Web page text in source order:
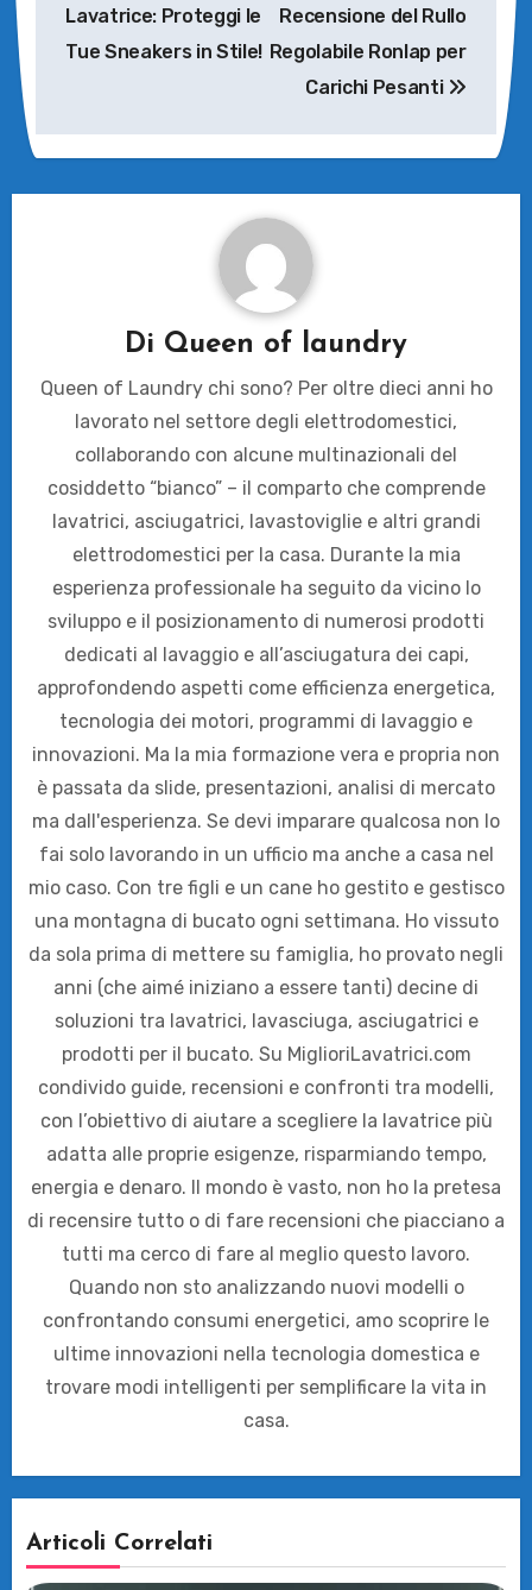
Lavatrice: Proteggi le
Tue Sneakers in Stile!
Recensione del Rullo
Regolabile Ronlap per
Carichi Pesanti
Di Queen of laundry
Queen of Laundry chi sono? Per oltre dieci anni ho
lavorato nel settore degli elettrodomestici,
collaborando con alcune multinazionali del
cosiddetto “bianco” – il comparto che comprende
lavatrici, asciugatrici, lavastoviglie e altri grandi
elettrodomestici per la casa. Durante la mia
esperienza professionale ha seguito da vicino lo
sviluppo e il posizionamento di numerosi prodotti
dedicati al lavaggio e all’asciugatura dei capi,
approfondendo aspetti come efficienza energetica,
tecnologia dei motori, programmi di lavaggio e
innovazioni. Ma la mia formazione vera e propria non
è passata da slide, presentazioni, analisi di mercato
ma dall'esperienza. Se devi imparare qualcosa non lo
fai solo lavorando in un ufficio ma anche a casa nel
mio caso. Con tre figli e un cane ho gestito e gestisco
una montagna di bucato ogni settimana. Ho vissuto
da sola prima di mettere su famiglia, ho provato negli
anni (che aimé iniziano a essere tanti) decine di
soluzioni tra lavatrici, lavasciuga, asciugatrici e
prodotti per il bucato. Su MiglioriLavatrici.com
condivido guide, recensioni e confronti tra modelli,
con l’obiettivo di aiutare a scegliere la lavatrice più
adatta alle proprie esigenze, risparmiando tempo,
energia e denaro. Il mondo è vasto, non ho la pretesa
di recensire tutto o di fare recensioni che piacciano a
tutti ma cerco di fare al meglio questo lavoro.
Quando non sto analizzando nuovi modelli o
confrontando consumi energetici, amo scoprire le
ultime innovazioni nella tecnologia domestica e
trovare modi intelligenti per semplificare la vita in
casa.
Articoli Correlati